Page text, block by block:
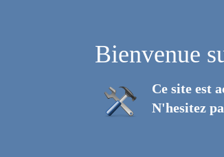
Bienvenue
Ce site est
N'hesitez